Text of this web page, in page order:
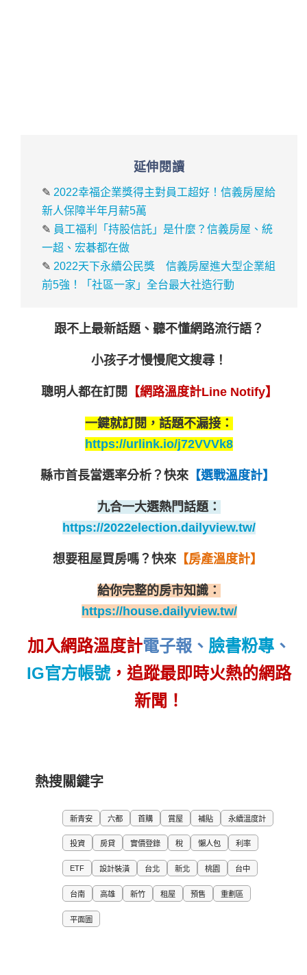
延伸閱讀
✎ 2022幸福企業獎得主對員工超好！信義房屋給
新人保障半年月薪5萬
✎ 員工福利「持股信託」是什麼？信義房屋、統
一超、宏碁都在做
✎ 2022天下永續公民獎 信義房屋進大型企業組
前5強！「社區一家」全台最大社造行動
跟不上最新話題、聽不懂網路流行語？
小孩子才慢慢爬文搜尋！
聰明人都在訂閱 【網路溫度計Line Notify】
一鍵就訂閱，話題不漏接：
https://urlink.io/j72VVVk8
縣市首長當選率分析？ 快來【選戰溫度計】
九合一大選熱門話題：
https://2022election.dailyview.tw/
想要租屋買房嗎？ 快來【房產溫度計】
給你完整的房市知識：
https://house.dailyview.tw/
加入網路溫度計電子報 、 臉書粉專 、
IG官方帳號，追蹤最即時火熱的網路
新聞！
熱搜關鍵字
新青安 六都 首購 賞屋 補貼 永續溫度計
投資 房貸 實價登錄 稅 懶人包 利率
ETF 設計裝潢 台北 新北 桃園 台中
台南 高雄 新竹 租屋 預售 重劃區
平面圖